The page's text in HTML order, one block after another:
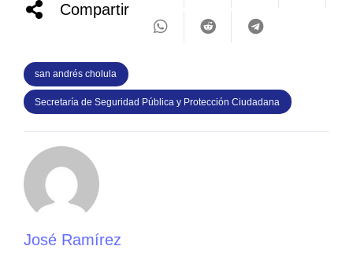
Compartir
san andrés cholula
Secretaría de Seguridad Pública y Protección Ciudadana
José Ramírez